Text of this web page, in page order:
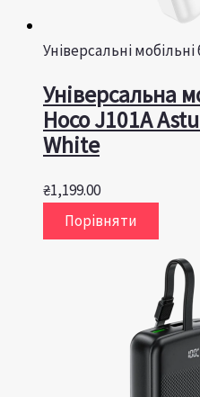
Універсальні
Універсальна
Hoco J101A
White
₴1,199.00
Порівняти